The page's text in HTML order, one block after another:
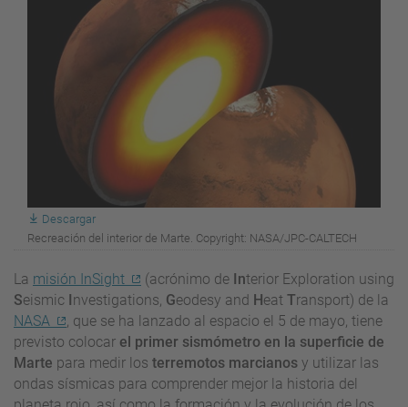
Descargar
Recreación del interior de Marte. Copyright: NASA/JPC-CALTECH
La misión InSight (acrónimo de Interior Exploration using
Seismic Investigations, Geodesy and Heat Transport) de la
NASA
, que se ha lanzado al espacio el 5 de mayo, tiene
previsto colocar el primer sismómetro en la superficie de
Marte para medir los terremotos marcianos y utilizar las
ondas sísmicas para comprender mejor la historia del